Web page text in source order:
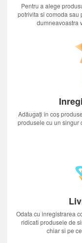
Pentru a alege
potrivita si comoda sau
dumneavoastra
Adăugați în coș
produsele cu un singur
Odata cu inregistrarea
ridicati produsele de
chiar si pe